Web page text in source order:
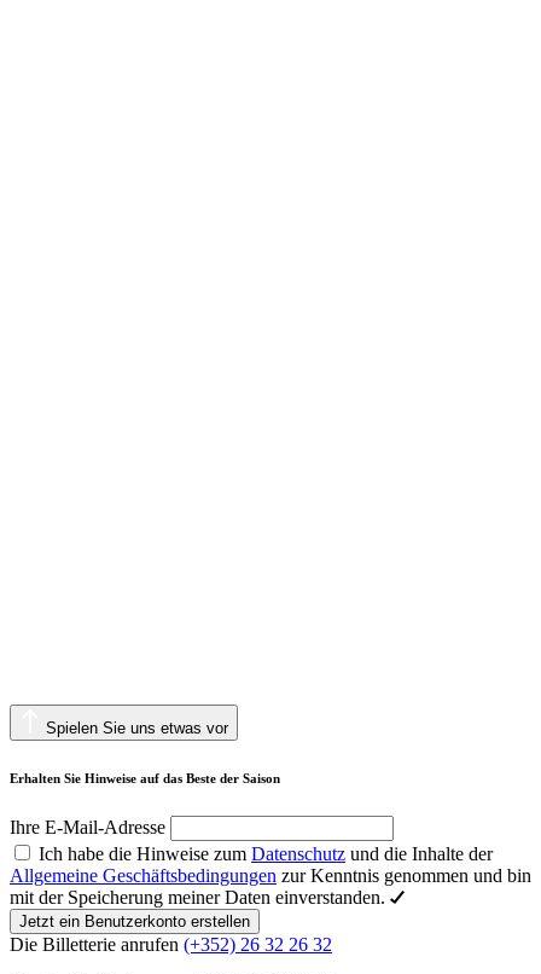
Spielen Sie uns etwas vor
Erhalten Sie Hinweise auf das Beste der Saison
Ihre E-Mail-Adresse
Ich habe die Hinweise zum Datenschutz und die Inhalte der
Allgemeine Geschäftsbedingungen zur Kenntnis genommen und bin
mit der Speicherung meiner Daten einverstanden.
Jetzt ein Benutzerkonto erstellen
Die Billetterie anrufen (+352) 26 32 26 32